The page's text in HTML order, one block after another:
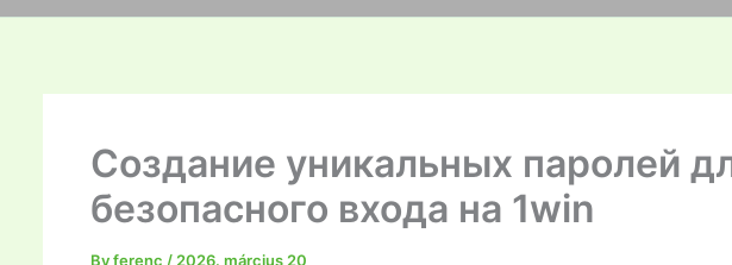
Создание уникальных паролей
безопасного входа на 1win
Byferenc / 2026. március 20